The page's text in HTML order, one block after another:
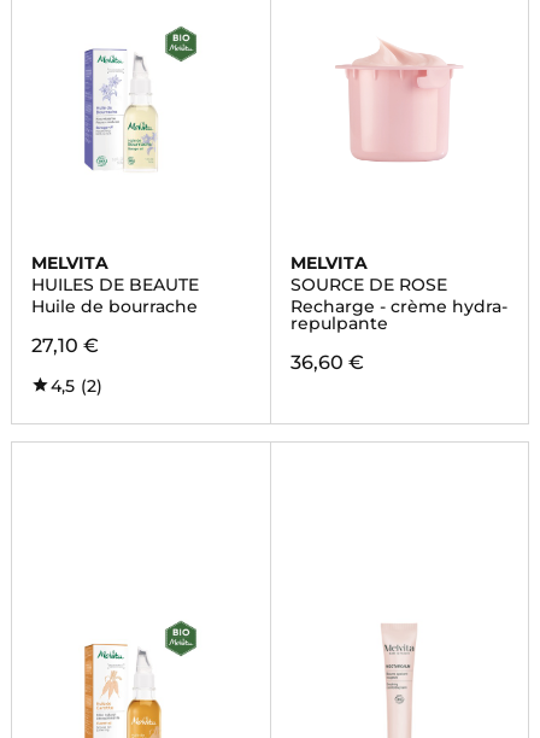
MELVITA
HUILES DE BEAUTE
Huile de bourrache
27,10 €
4,5 (2)
MELVITA
SOURCE DE ROSE
Recharge - crème hydra-
repulpante
36,60 €